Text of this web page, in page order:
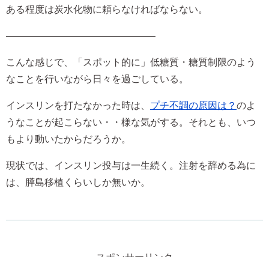
ある程度は炭水化物に頼らなければならない。
———————————————–
こんな感じで、「スポット的に」低糖質・糖質制限のよう
なことを行いながら日々を過ごしている。
インスリンを打たなかった時は、 プチ不調の原因は？ のよ
うなことが起こらない・・様な気がする。それとも、いつ
もより動いたからだろうか。
現状では、インスリン投与は一生続く。注射を辞める為に
は、膵島移植くらいしか無いか。